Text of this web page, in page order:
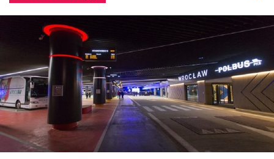
Kliknij, aby powiększyć